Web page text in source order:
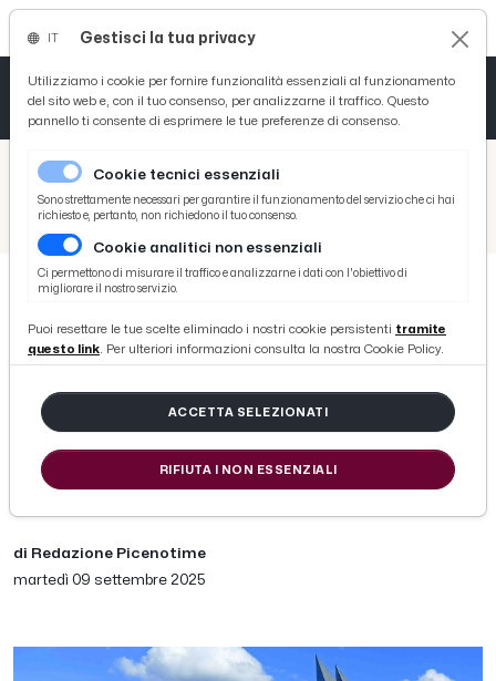
/ Picenotime
/ Eventi e Cultura
Docufilm “Le Cicogne di Chernobyl” protagonista di un doppio appuntamento che legherà Marche e Abruzzo attraverso il cinema sociale
Docufilm “Le Cicogne di
Chernobyl” protagonista di un
doppio appuntamento che legherà
Marche e Abruzzo attraverso il
cinema sociale
di Redazione Picenotime
martedì 09 settembre 2025
Gestisci la tua privacy
Utilizziamo i cookie per fornire funzionalità essenziali al funzionamento
del sito web e, con il tuo consenso, per analizzarne il traffico. Questo
pannello ti consente di esprimere le tue preferenze di consenso.
Cookie tecnici essenziali
Sono strettamente necessari per garantire il funzionamento del servizio che ci hai
richiesto e, pertanto, non richiedono il tuo consenso.
Cookie analitici non essenziali
Ci permettono di misurare il traffico e analizzarne i dati con l'obiettivo di
migliorare il nostro servizio.
Puoi resettare le tue scelte eliminado i nostri cookie persistenti tramite
questo link. Per ulteriori informazioni consulta la nostra Cookie Policy.
ACCETTA SELEZIONATI
RIFIUTA I NON ESSENZIALI
Tutto News
Tutto Sport
Basket
Ciclismo
Tutto Curiosità